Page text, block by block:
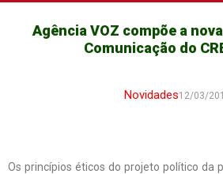
Agência VOZ compõe a
Comunicação do
Novidades12/03/
Os princípios éticos do projeto político da